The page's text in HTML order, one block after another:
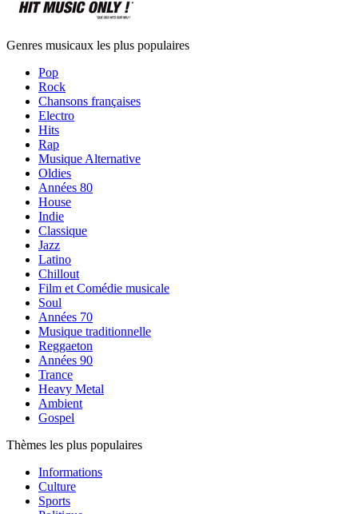
Genres musicaux les plus populaires
Pop
Rock
Chansons françaises
Electro
Hits
Rap
Musique Alternative
Oldies
Années 80
House
Indie
Classique
Jazz
Latino
Chillout
Film et Comédie musicale
Soul
Années 70
Musique traditionnelle
Reggaeton
Années 90
Trance
Heavy Metal
Ambient
Gospel
Thèmes les plus populaires
Informations
Culture
Sports